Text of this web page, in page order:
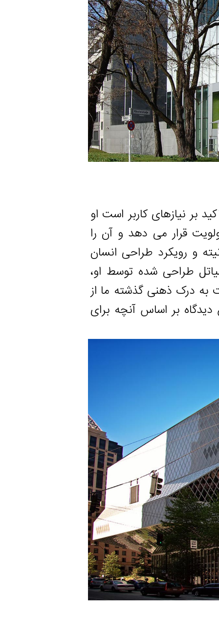
کاربر است او
قرار می دهد و آن را
طراحی انسان
شده توسط او،
ذهنی گذشته ما از
بر اساس آنچه برای